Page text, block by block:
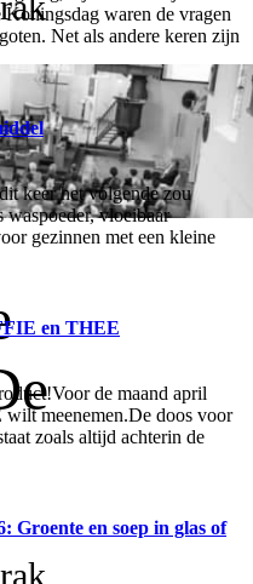
waren de vragen
Net als andere keren zijn
keer het volgende zou
waspoeder, vloeibaar
gezinnen met een kleine
en THEE
de maand april
meenemen.De doos voor
zoals altijd achterin de
Groente en soep in glas of